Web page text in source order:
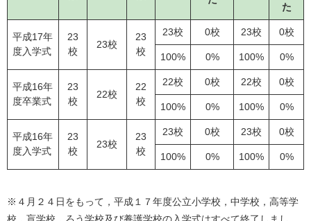
た
平成17年
度入学式
23
校
23校
23
校
23校 0校 23校 0校
100% 0% 100% 0%
平成16年
度卒業式
23
校
22校
22
校
22校 0校 22校 0校
100% 0% 100% 0%
平成16年
度入学式
23
校
23校
23
校
23校 0校 23校 0校
100% 0% 100% 0%
※４月２４日をもって，平成１７年度公立小学校，中学校，高等学